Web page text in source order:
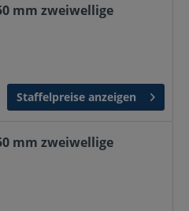
mm zweiwellige
Staffelpreise anzeigen
mm zweiwellige